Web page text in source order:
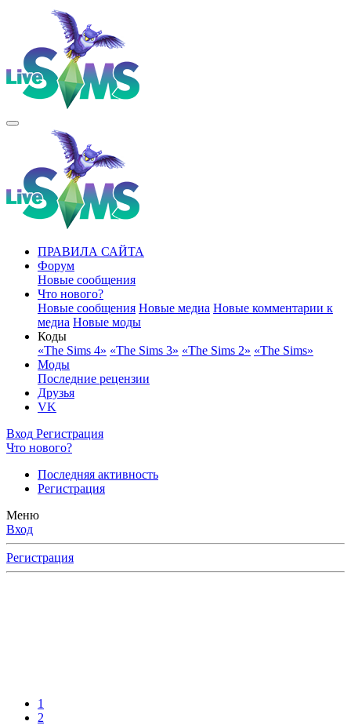
ПРАВИЛА САЙТА
Форум
Новые сообщения
Что нового?
Новые сообщения Новые медиа Новые комментарии к
медиа Новые моды
Коды
«The Sims 4» «The Sims 3» «The Sims 2» «The Sims»
Моды
Последние рецензии
Друзья
VK
Вход Регистрация
Что нового?
Последняя активность
Регистрация
Меню
Вход
Регистрация
1
2